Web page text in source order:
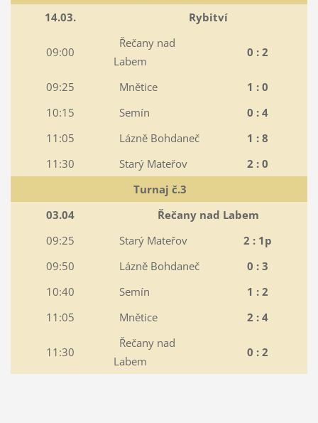
14.03.
Rybitví
09:00
Řečany nad
Labem
0 : 2
09:25 Mnětice
1 : 0
10:15
Semín
0 : 4
11:05
Lázně Bohdaneč
1 : 8
11:30
Starý Mateřov
2 : 0
Turnaj č.3
03.04
Řečany nad Labem
09:25
Starý Mateřov
2 : 1p
09:50
Lázně Bohdaneč
0 : 3
10:40
Semín
1 : 2
11:05
Mnětice 2 : 4
11:30
Řečany nad
Labem
0 : 2